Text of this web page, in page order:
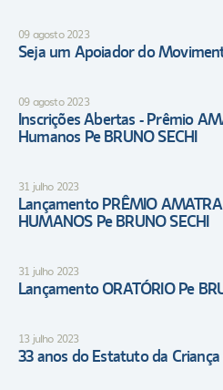
09 agosto 2023
Seja um Apoiador do
09 agosto 2023
Inscrições Abertas - Prêmio
Humanos Pe BRUNO SECHI
31 julho 2023
Lançamento PRÊMIO
HUMANOS Pe BRUNO SECHI
31 julho 2023
Lançamento ORATÓRIO Pe
13 julho 2023
33 anos do Estatuto da